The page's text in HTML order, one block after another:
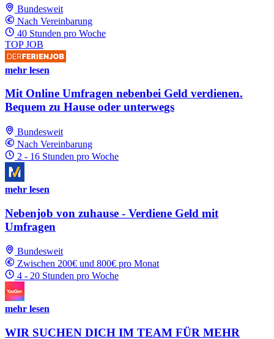
Bundesweit
Nach Vereinbarung
40 Stunden pro Woche
TOP JOB
mehr lesen
Mit Online Umfragen nebenbei Geld verdienen.
Bequem zu Hause oder unterwegs
Bundesweit
Nach Vereinbarung
2 - 16 Stunden pro Woche
mehr lesen
Nebenjob von zuhause - Verdiene Geld mit
Umfragen
Bundesweit
Zwischen 200€ und 800€ pro Monat
4 - 20 Stunden pro Woche
mehr lesen
WIR SUCHEN DICH IM TEAM FÜR MEHR